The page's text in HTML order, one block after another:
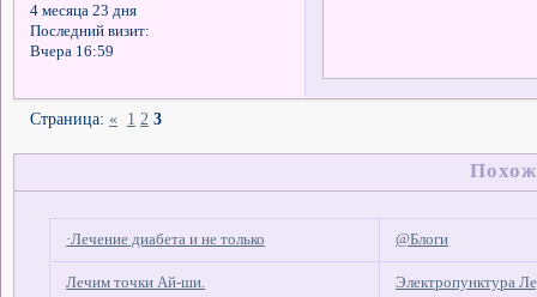
4 месяца 23 дня
Последний визит:
Вчера 16:59
Страница: « 1 2 3
·Лечение диабета и не только @Блоги
Лечим точки Ай-ши. Электропунктура